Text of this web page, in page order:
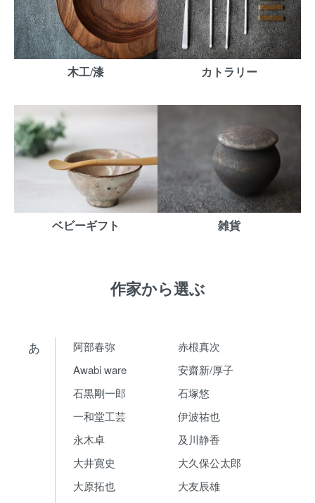
木工/漆 カトラリー
ベビーギフト 雑貨
作家から選ぶ
あ 阿部春弥
赤根真次
Awabi ware
安齋新/厚子
石黒剛一郎
石塚悠
一和堂工芸
伊波祐也
永木卓
及川静香
大井寛史
大久保公太郎
大原拓也
大友辰雄